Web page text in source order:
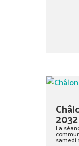
2032
La
samedi